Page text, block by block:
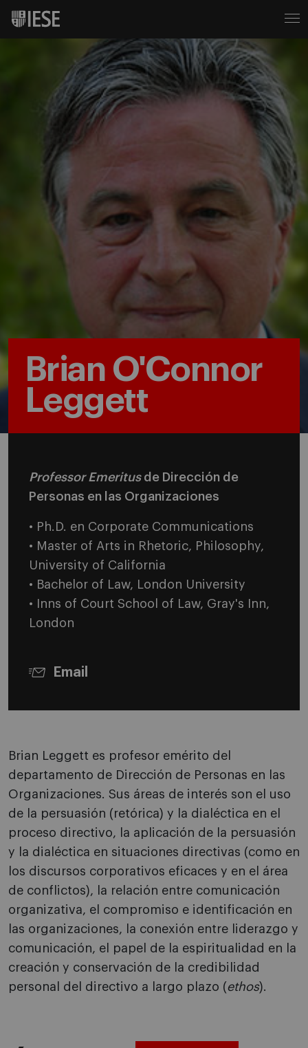
Brian O'Connor
Leggett
Professor Emeritus de Dirección de
Personas en las Organizaciones
• Ph.D. en Corporate Communications
• Master of Arts in Rhetoric, Philosophy,
University of California
• Bachelor of Law, London University
• Inns of Court School of Law, Gray's Inn,
London
Email
Brian Leggett es profesor emérito del
departamento de Dirección de Personas en las
Organizaciones. Sus áreas de interés son el uso
de la persuasión (retórica) y la dialéctica en el
proceso directivo, la aplicación de la persuasión
y la dialéctica en situaciones directivas (como en
los discursos corporativos eficaces y en el área
de conflictos), la relación entre comunicación
organizativa, el compromiso e identificación en
las organizaciones, la conexión entre liderazgo y
comunicación, el papel de la espiritualidad en la
creación y conservación de la credibilidad
personal del directivo a largo plazo (ethos).